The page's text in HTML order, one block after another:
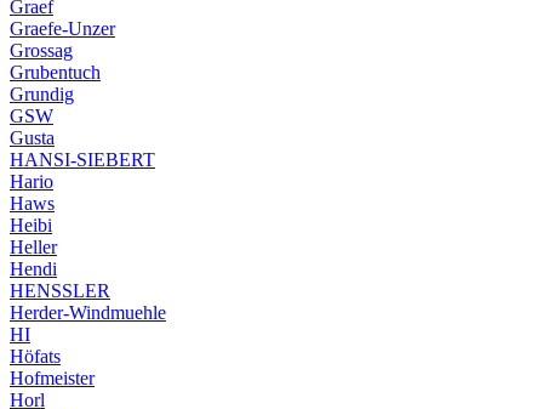
Graef
Graefe-Unzer
Grossag
Grubentuch
Grundig
GSW
Gusta
HANSI-SIEBERT
Hario
Haws
Heibi
Heller
Hendi
HENSSLER
Herder-Windmuehle
HI
Höfats
Hofmeister
Horl